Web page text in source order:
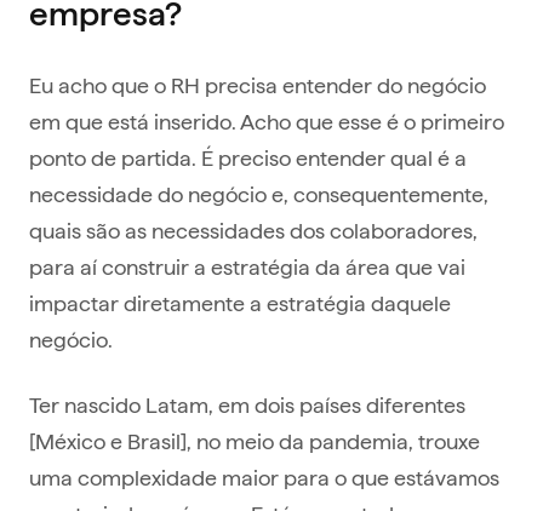
empresa?
Eu acho que o RH precisa entender do negócio
em que está inserido. Acho que esse é o primeiro
ponto de partida. É preciso entender qual é a
necessidade do negócio e, consequentemente,
quais são as necessidades dos colaboradores,
para aí construir a estratégia da área que vai
impactar diretamente a estratégia daquele
negócio.
Ter nascido Latam, em dois países diferentes
[México e Brasil], no meio da pandemia, trouxe
uma complexidade maior para o que estávamos